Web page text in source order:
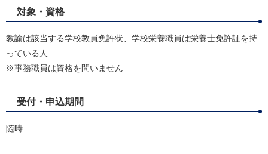
対象・資格
教諭は該当する学校教員免許状、学校栄養職員は栄養士免許証を持
っている人
※事務職員は資格を問いません
受付・申込期間
随時